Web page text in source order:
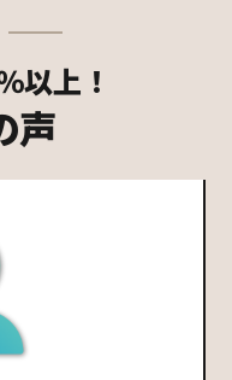
以上！
声